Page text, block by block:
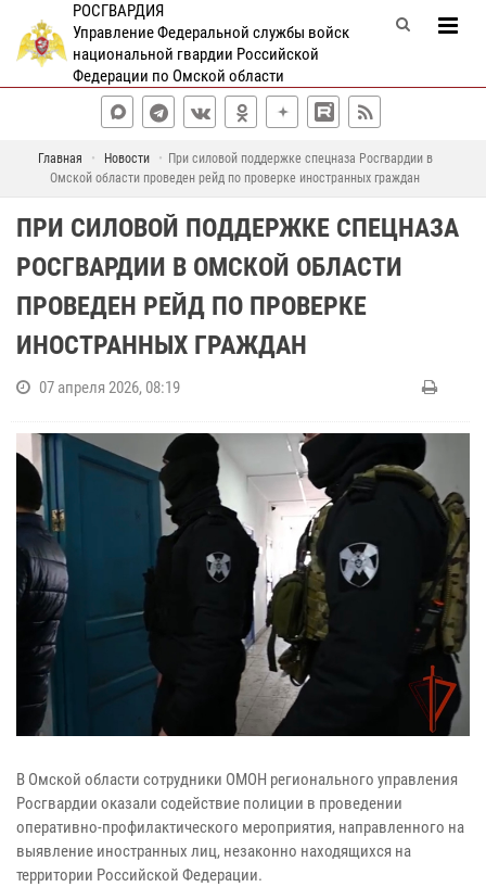
РОСГВАРДИЯ
Управление Федеральной службы войск
национальной гвардии Российской
Федерации по Омской области
Главная Новости
При силовой поддержке спецназа Росгвардии в
Омской области проведен рейд по проверке иностранных граждан
ПРИ СИЛОВОЙ ПОДДЕРЖКЕ СПЕЦНАЗА
РОСГВАРДИИ В ОМСКОЙ ОБЛАСТИ
ПРОВЕДЕН РЕЙД ПО ПРОВЕРКЕ
ИНОСТРАННЫХ ГРАЖДАН
07 апреля 2026, 08:19
В Омской области сотрудники ОМОН регионального управления
Росгвардии оказали содействие полиции в проведении
оперативно-профилактического мероприятия, направленного на
выявление иностранных лиц, незаконно находящихся на
территории Российской Федерации.